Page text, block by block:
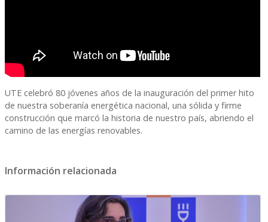
UTE celebró 80 jóvenes años de la inauguración del primer hito
de nuestra soberanía energética nacional, una sólida y firme
construcción que marcó la historia de nuestro país, abriendo el
camino de las energías renovables.
Información relacionada